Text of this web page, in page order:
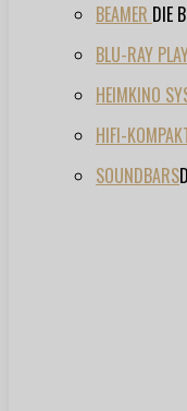
BEAMER DIE
BLU-RAY
HEIMKINO
HIFI-
SOUNDBARS